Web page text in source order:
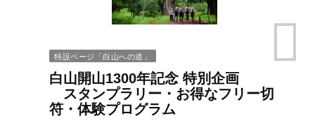
特設ページ「白山への道」
白山開山1300年記念 特別企画
スタンプラリー・お得なフリー切
符・体験プログラム